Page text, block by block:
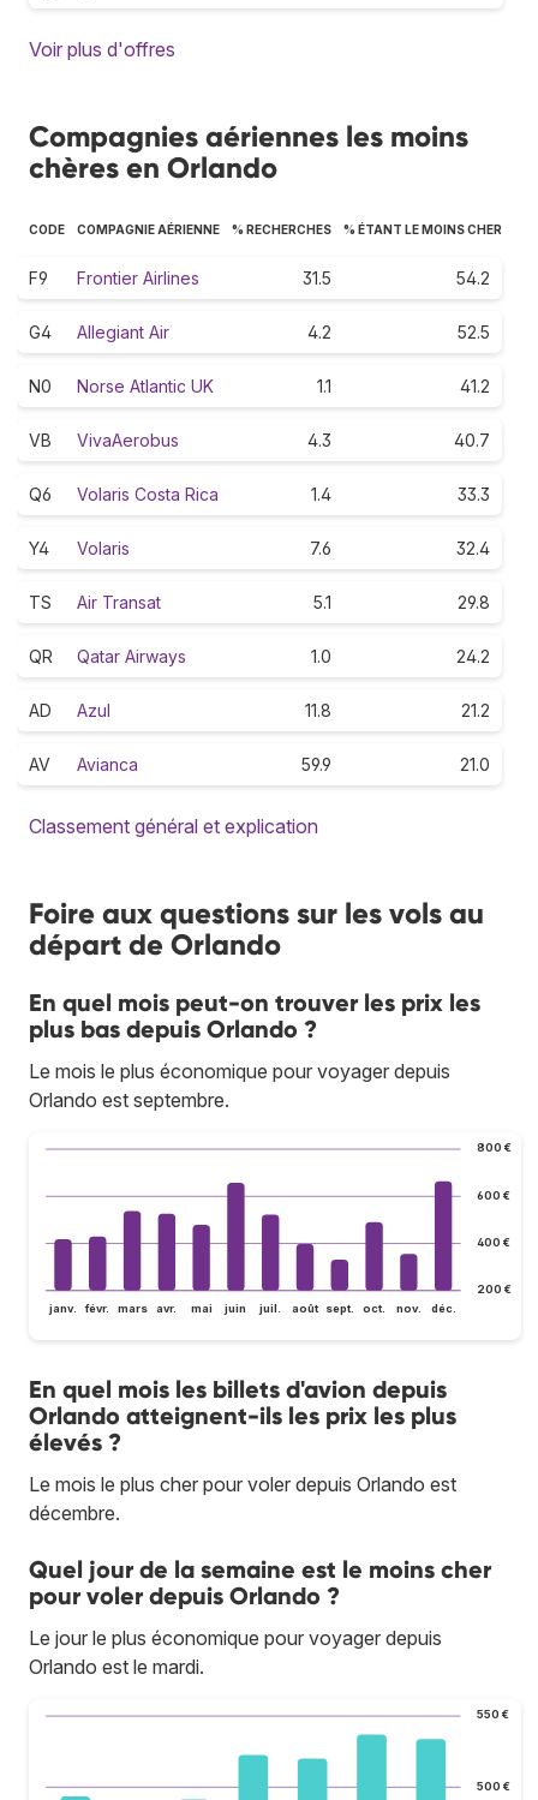
Voir plus d'offres
Compagnies aériennes les moins
chères en Orlando
CODE COMPAGNIE AÉRIENNE % RECHERCHES % ÉTANT LE MOINS CHER
F9 Frontier Airlines 31.5 54.2
G4 Allegiant Air 4.2 52.5
N0 Norse Atlantic UK 1.1 41.2
VB VivaAerobus 4.3 40.7
Q6 Volaris Costa Rica 1.4 33.3
Y4 Volaris 7.6 32.4
TS Air Transat 5.1 29.8
QR Qatar Airways 1.0 24.2
AD Azul 11.8 21.2
AV Avianca 59.9 21.0
Classement général et explication
Foire aux questions sur les vols au
départ de Orlando
En quel mois peut-on trouver les prix les
plus bas depuis Orlando ?
Le mois le plus économique pour voyager depuis
Orlando est septembre.
200 €
400 €
600 €
800 €
janv. févr. mars avr. mai juin juil. août sept. oct. nov. déc.
En quel mois les billets d'avion depuis
Orlando atteignent-ils les prix les plus
élevés ?
Le mois le plus cher pour voler depuis Orlando est
décembre.
Quel jour de la semaine est le moins cher
pour voler depuis Orlando ?
Le jour le plus économique pour voyager depuis
Orlando est le mardi.
500 €
550 €